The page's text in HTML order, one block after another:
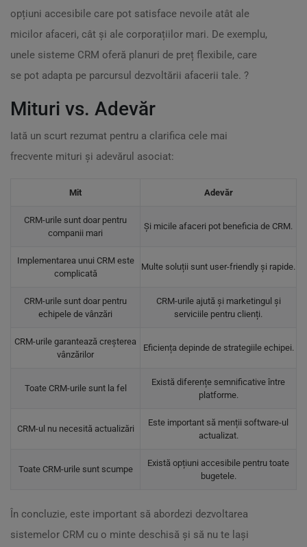
opțiuni accesibile care pot satisface nevoile atât ale
micilor afaceri, cât și ale corporațiilor mari. De exemplu,
unele sisteme CRM oferă planuri de preț flexibile, care
se pot adapta pe parcursul dezvoltării afacerii tale. ?
Mituri vs. Adevăr
Iată un scurt rezumat pentru a clarifica cele mai
frecvente mituri și adevărul asociat:
Mit Adevăr
CRM-urile sunt doar pentru
companii mari
Și micile afaceri pot beneficia de CRM.
Implementarea unui CRM este
complicată
Multe soluții sunt user-friendly și rapide.
CRM-urile sunt doar pentru
echipele de vânzări
CRM-urile ajută și marketingul și
serviciile pentru clienți.
CRM-urile garantează creșterea
vânzărilor
Eficiența depinde de strategiile echipei.
Toate CRM-urile sunt la fel
Există diferențe semnificative între
platforme.
CRM-ul nu necesită actualizări
Este important să menții software-ul
actualizat.
Toate CRM-urile sunt scumpe
Există opțiuni accesibile pentru toate
bugetele.
În concluzie, este important să abordezi dezvoltarea
sistemelor CRM cu o minte deschisă și să nu te lași